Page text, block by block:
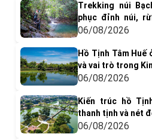
Trekking núi
phục đỉnh núi,
nước tuyệt đẹp
06/08/2026
Hồ Tịnh Tâm
và vai trò trong
06/08/2026
Kiến trúc hồ
thanh tịnh và nét
06/08/2026